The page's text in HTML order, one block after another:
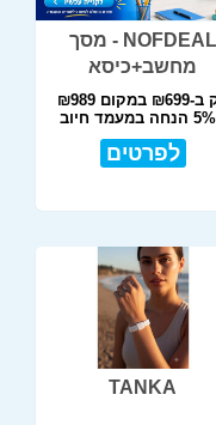
NOFDEAL - מסך
מחשב+כיסא
במקום ₪989
לפרטים
TANKA